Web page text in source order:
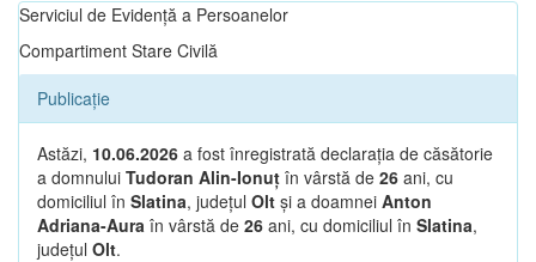
Serviciul de Evidență a Persoanelor
Compartiment Stare Civilă
Publicație
Astăzi, 10.06.2026 a fost înregistrată declarația de căsătorie
a domnului Tudoran Alin-Ionuț în vârstă de 26 ani, cu
domiciliul în Slatina, județul Olt și a doamnei Anton
Adriana-Aura în vârstă de 26 ani, cu domiciliul în Slatina,
județul Olt.